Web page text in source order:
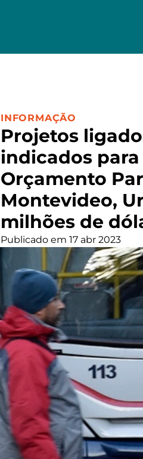
Projetos
indicados
Orçamento
Montevideo,
milhões de
CATEGORIA:
INFORMAÇÃO
Publicado em 17 abr 2023